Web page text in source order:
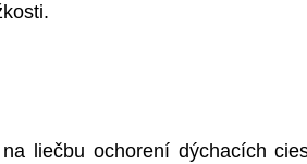
liečbu ochorení dýchacích